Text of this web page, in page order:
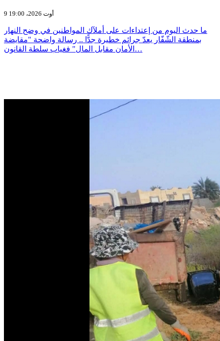
9 أوت 2026، 19:00
ما حدث اليوم من إعتداءات على أملآك المواطنين في وضح النهار
بمنطقة الشّفّار يعدّ جرائم خطيرة جدًّا .. رسالة واضحة "مقايضة
الأمان مقابل المال" فغياب سلطة القانون…